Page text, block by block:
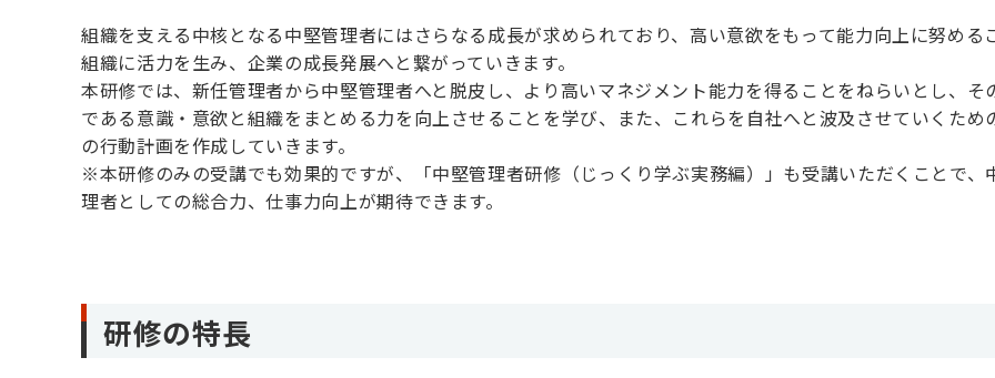
組織を支える中核となる中堅管理者にはさらなる成長が求められており、高い意欲をもって能力向上に努める
組織に活力を生み、企業の成長発展へと繋がっていきます。
本研修では、新任管理者から中堅管理者へと脱皮し、より高いマネジメント能力を得ることをねらいとし、そ
である意識・意欲と組織をまとめる力を向上させることを学び、また、これらを自社へと波及させていくため
の行動計画を作成していきます。
※本研修のみの受講でも効果的ですが、「中堅管理者研修（じっくり学ぶ実務編）」も受講いただくことで、
理者としての総合力、仕事力向上が期待できます。
研修の特長